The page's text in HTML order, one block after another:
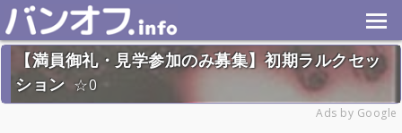
【満員御礼・見学参加のみ募集】初期ラルクセッ
ション
0
Ads by Google